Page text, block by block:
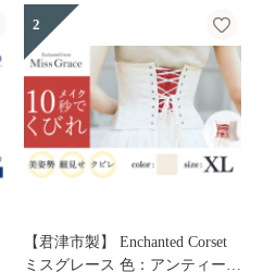
2
【君津市製】 Enchanted Corset
ミスグレース 色：アンティーク